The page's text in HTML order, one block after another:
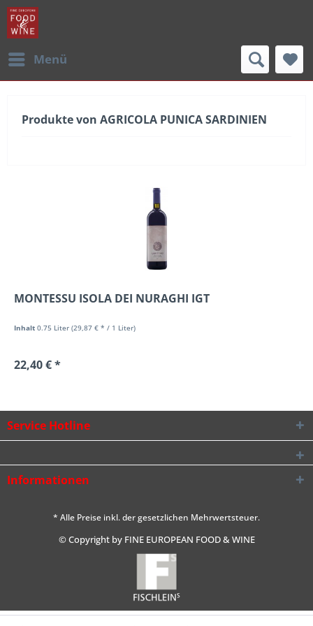
Menü
Produkte von AGRICOLA PUNICA SARDINIEN
MONTESSU ISOLA DEI NURAGHI IGT
Inhalt0.75 Liter(29,87 € * / 1 Liter)
22,40 € *
Service Hotline
Informationen
* Alle Preise inkl. der gesetzlichen Mehrwertsteuer.
© Copyright by FINE EUROPEAN FOOD & WINE